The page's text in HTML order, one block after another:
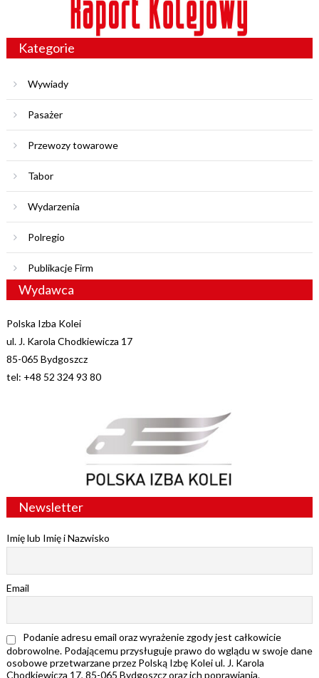
Kategorie
Wywiady
Pasażer
Przewozy towarowe
Tabor
Wydarzenia
Polregio
Publikacje Firm
Wydawca
Polska Izba Kolei
ul. J. Karola Chodkiewicza 17
85-065 Bydgoszcz
tel: +48 52 324 93 80
Newsletter
Imię lub Imię i Nazwisko
Email
Podanie adresu email oraz wyrażenie zgody jest całkowicie
dobrowolne. Podającemu przysługuje prawo do wglądu w swoje dane
osobowe przetwarzane przez Polską Izbę Kolei ul. J. Karola
Chodkiewicza 17, 85-065 Bydgoszcz oraz ich poprawiania.